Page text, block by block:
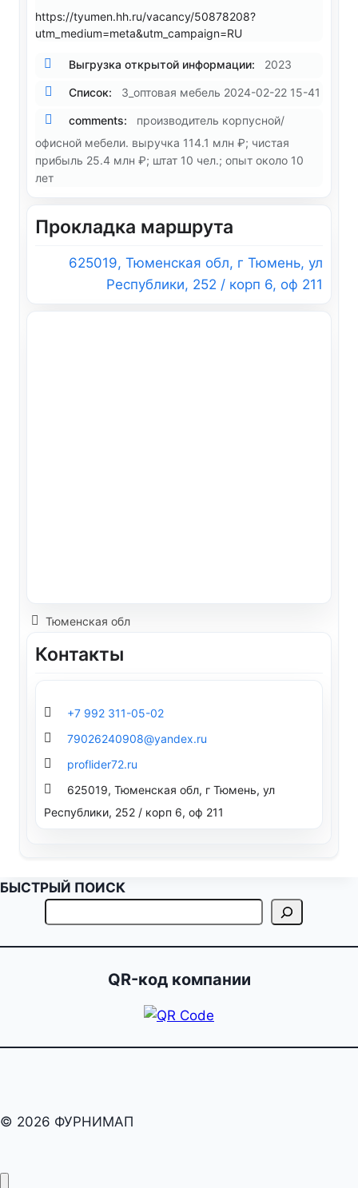
https://tyumen.hh.ru/vacancy/50878208?
utm_medium=meta&utm_campaign=RU
Выгрузка открытой информации: 2023
Список: 3_оптовая мебель 2024-02-22 15-41
comments:
производитель корпусной/
офисной мебели. выручка 114.1 млн ₽; чистая
прибыль 25.4 млн ₽; штат 10 чел.; опыт около 10
лет
Прокладка маршрута
625019, Тюменская обл, г Тюмень, ул
Республики, 252 / корп 6, оф 211
Тюменская обл
Контакты
+7 992 311-05-02
79026240908@yandex.ru
proflider72.ru
625019, Тюменская обл, г Тюмень, ул
Республики, 252 / корп 6, оф 211
БЫСТРЫЙ ПОИСК
QR-код компании
© 2026 ФУРНИМАП